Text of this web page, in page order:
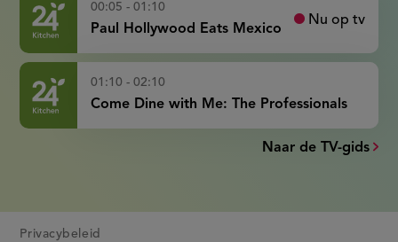
00:05 - 01:10
Paul Hollywood Eats Mexico
Nu op tv
01:10 - 02:10
Come Dine with Me: The Professionals
Naar de TV-gids
Privacybeleid